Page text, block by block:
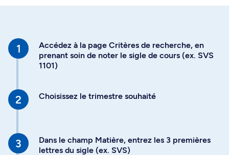
Accédez à la page Critères de recherche, en
prenant soin de noter le sigle de cours (ex. SVS
1101)
Choisissez le trimestre souhaité
Dans le champ Matière, entrez les 3 premières
lettres du sigle (ex. SVS)